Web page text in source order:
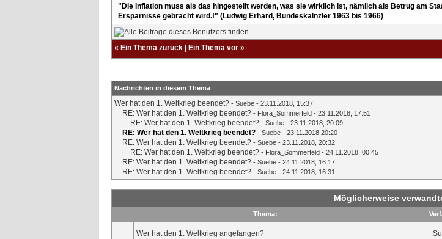
"Die Inflation muss als das hingestellt werden, was sie wirklich ist, nämlich als Betrug am
Ersparnisse gebracht wird.!" (Ludwig Erhard, Bundeskalnzler 1963 bis 1966)
« Ein Thema zurück | Ein Thema vor »
Nachrichten in diesem Thema
Wer hat den 1. Weltkrieg beendet? - Suebe - 23.11.2018, 15:37
RE: Wer hat den 1. Weltkrieg beendet? - Flora_Sommerfeld - 23.11.2018, 17:51
RE: Wer hat den 1. Weltkrieg beendet? - Suebe - 23.11.2018, 20:09
RE: Wer hat den 1. Weltkrieg beendet? - Suebe - 23.11.2018 20:20
RE: Wer hat den 1. Weltkrieg beendet? - Suebe - 23.11.2018, 20:32
RE: Wer hat den 1. Weltkrieg beendet? - Flora_Sommerfeld - 24.11.2018, 00:45
RE: Wer hat den 1. Weltkrieg beendet? - Suebe - 24.11.2018, 16:17
RE: Wer hat den 1. Weltkrieg beendet? - Suebe - 24.11.2018, 16:31
Möglicherweise
Thema:
Wer hat den 1. Weltkrieg angefangen?